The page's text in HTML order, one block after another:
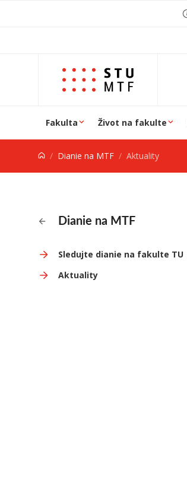
Fakulta Život na fakulte
Dianie na MTF Aktuality
Dianie na MTF
Sledujte dianie na fakulte TU
Aktuality